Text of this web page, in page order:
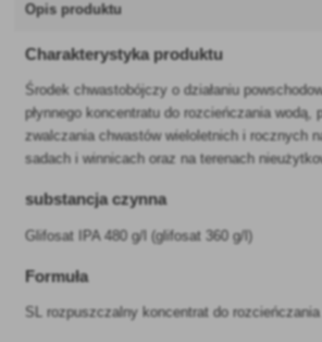
Opis produktu
Charakterystyka produktu
Środek chwastobójczy o działaniu
płynnego koncentratu do rozcieńczania wodą,
zwalczania chwastów wieloletnich i rocznych
sadach i winnicach oraz na terenach
substancja czynna
Glifosat IPA 480 g/l (glifosat 360 g/l)
Formuła
SL rozpuszczalny koncentrat do